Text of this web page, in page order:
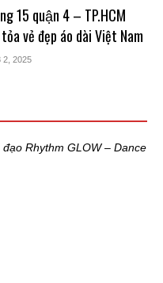
15 quận 4 – TP.HCM
vẻ đẹp áo dài Việt Nam
2, 2025
Rhythm GLOW – Dance